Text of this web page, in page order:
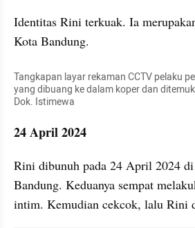
Identitas Rini terkuak. Ia
Kota Bandung.
Tangkapan layar rekaman CCTV pelaku
yang dibuang ke dalam koper dan
Dok. Istimewa
24 April 2024
Rini dibunuh pada 24 April 2024
Bandung. Keduanya sempat
intim. Kemudian cekcok, lalu Rini